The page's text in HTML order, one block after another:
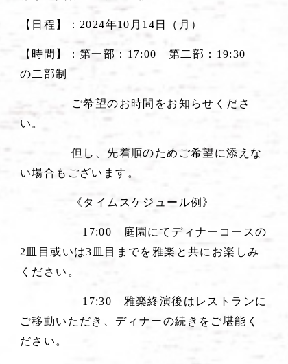
【日程】：2024年10月14日（月）
【時間】：第一部：17:00 第二部：19:30
の二部制
ご希望のお時間をお知らせくださ
い。
但し、先着順のためご希望に添えな
い場合もございます。
《タイムスケジュール例》
17:00 庭園にてディナーコースの
2皿目或いは3皿目までを雅楽と共にお楽しみ
ください。
17:30 雅楽終演後はレストランに
ご移動いただき、ディナーの続きをご堪能く
ださい。